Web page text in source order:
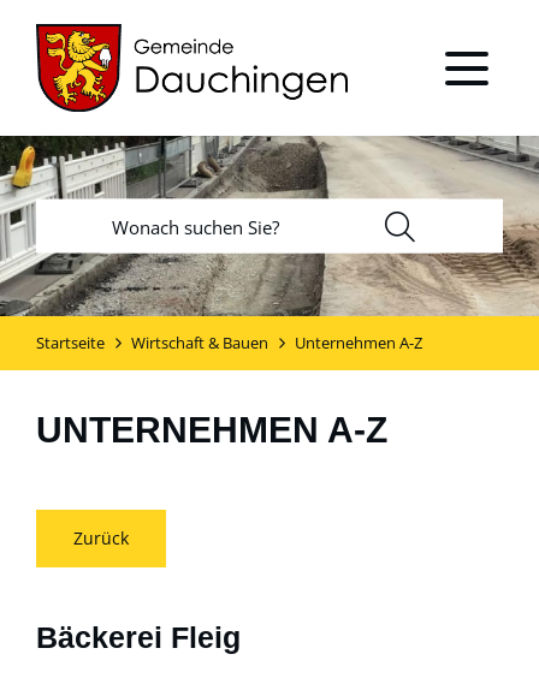
Startseite Wirtschaft & Bauen Unternehmen A-Z
UNTERNEHMEN A-Z
Zurück
Bäckerei Fleig